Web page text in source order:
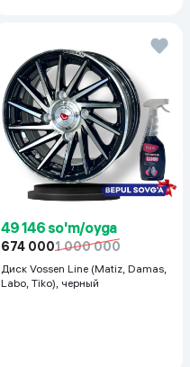
49 146 so'm/oyga
674 0001 000 000
Диск Vossen Line (Matiz, Damas,
Labo, Tiko), черный